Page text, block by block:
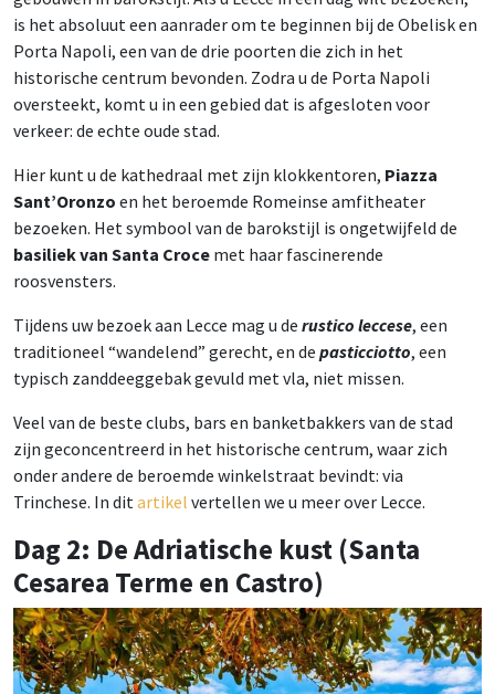
is het absoluut een aanrader om te beginnen bij de Obelisk en
Porta Napoli, een van de drie poorten die zich in het
historische centrum bevonden. Zodra u de Porta Napoli
oversteekt, komt u in een gebied dat is afgesloten voor
verkeer: de echte oude stad.
Hier kunt u de kathedraal met zijn klokkentoren, Piazza
Sant’Oronzo en het beroemde Romeinse amfitheater
bezoeken. Het symbool van de barokstijl is ongetwijfeld de
basiliek van Santa Croce met haar fascinerende
roosvensters.
Tijdens uw bezoek aan Lecce mag u de rustico leccese, een
traditioneel “wandelend” gerecht, en de pasticciotto, een
typisch zanddeeggebak gevuld met vla, niet missen.
Veel van de beste clubs, bars en banketbakkers van de stad
zijn geconcentreerd in het historische centrum, waar zich
onder andere de beroemde winkelstraat bevindt: via
Trinchese. In dit artikel vertellen we u meer over Lecce.
Dag 2: De Adriatische kust (Santa
Cesarea Terme en Castro)